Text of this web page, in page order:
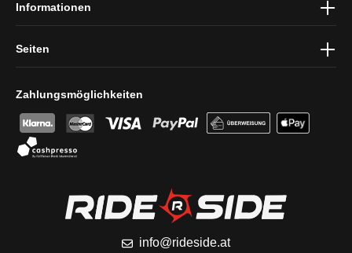
Zahlungsmöglichkeiten
info@rideside.at
Informationen
Seiten